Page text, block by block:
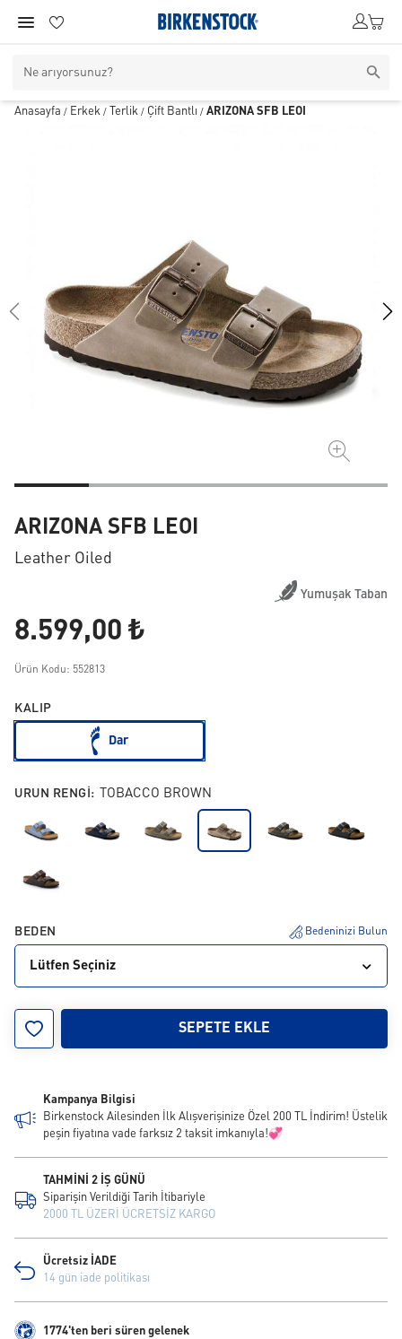
Anasayfa / Erkek / Terlik / Çift Bantlı / ARIZONA SFB LEOI
ARIZONA SFB LEOI
Leather Oiled
Yumuşak Taban
8.599,00 ₺
Ürün Kodu: 552813
KALIP
Dar
URUN RENGI: TOBACCO BROWN
BEDEN Bedeninizi Bulun
Lütfen Seçiniz
44 45 46
SEPETE EKLE
Kampanya Bilgisi
Birkenstock Ailesinden İlk Alışverişinize Özel 200 TL İndirim! Üstelik
peşin fiyatına vade farksız 2 taksit imkanıyla!💞
TAHMİNİ 2 İŞ GÜNÜ
Siparişin Verildiği Tarih İtibariyle
2000 TL ÜZERİ ÜCRETSİZ KARGO
Ücretsiz İADE
14 gün iade politikası
1774'ten beri süren gelenek